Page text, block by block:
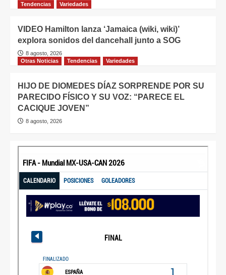
Tendencias
Variedades
VIDEO Hamilton lanza ‘Jamaica (wiki, wiki)’
explora sonidos del dancehall junto a SOG
8 agosto, 2026
Otras Noticias
Tendencias Variedades
HIJO DE DIOMEDES DÍAZ SORPRENDE POR SU
PARECIDO FÍSICO Y SU VOZ: “PARECE EL
CACIQUE JOVEN”
8 agosto, 2026